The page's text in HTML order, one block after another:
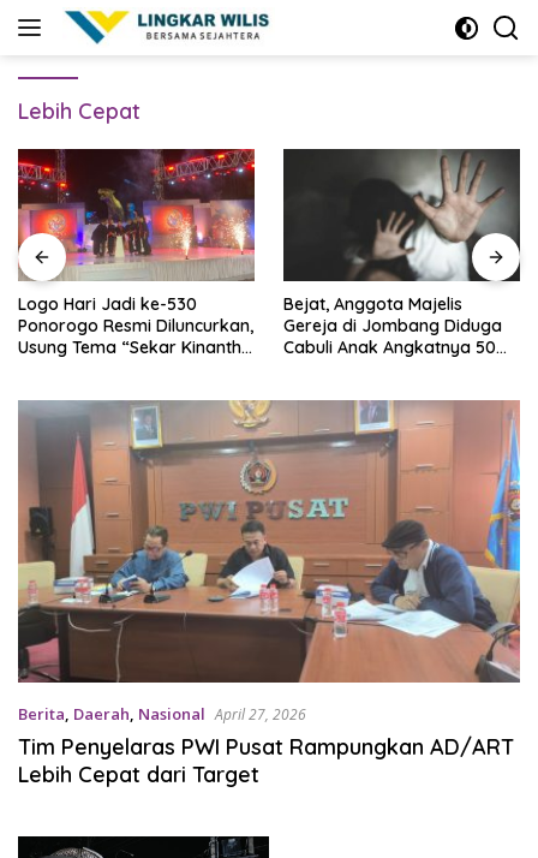
Lebih Cepat
Logo Hari Jadi ke-530
Ponorogo Resmi Diluncurkan,
Usung Tema “Sekar Kinanthi,
Bejat, Anggota Majelis
Gereja di Jombang Diduga
Cabuli Anak Angkatnya 50
Berita, Daerah, Nasional April 27, 2026
Tim Penyelaras PWI Pusat Rampungkan AD/ART
Lebih Cepat dari Target